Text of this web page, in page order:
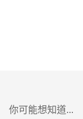
你可能想知道...